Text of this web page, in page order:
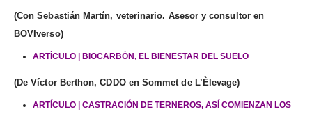
(Con Sebastián Martín, veterinario. Asesor y consultor en
BOVIverso)
ARTÍCULO | BIOCARBÓN, EL BIENESTAR DEL SUELO
(De Víctor Berthon, CDDO en Sommet de L’Èlevage)
ARTÍCULO | CASTRACIÓN DE TERNEROS, ASÍ COMIENZAN LOS